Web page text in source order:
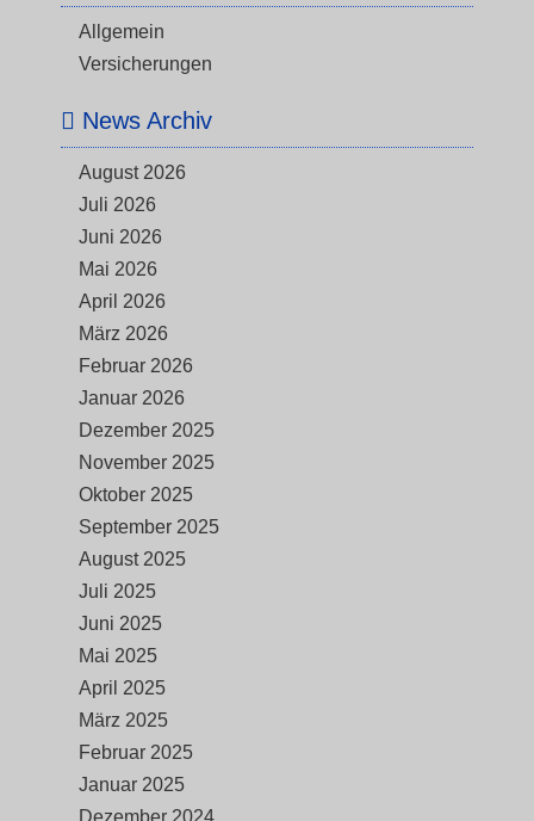
Allgemein
Versicherungen
News Archiv
August 2026
Juli 2026
Juni 2026
Mai 2026
April 2026
März 2026
Februar 2026
Januar 2026
Dezember 2025
November 2025
Oktober 2025
September 2025
August 2025
Juli 2025
Juni 2025
Mai 2025
April 2025
März 2025
Februar 2025
Januar 2025
Dezember 2024